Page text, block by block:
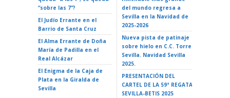
“sobre las 7”?
El Judío Errante en el
Barrio de Santa Cruz
El Alma Errante de Doña
María de Padilla en el
Real Alcázar
El Enigma de la Caja de
Plata en la Giralda de
Sevilla
del mundo regresa a
Sevilla en la Navidad de
2025-2026
Nueva pista de patinaje
sobre hielo en C.C. Torre
Sevilla. Navidad Sevilla
2025.
PRESENTACIÓN DEL
CARTEL DE LA 59ª REGATA
SEVILLA-BETIS 2025